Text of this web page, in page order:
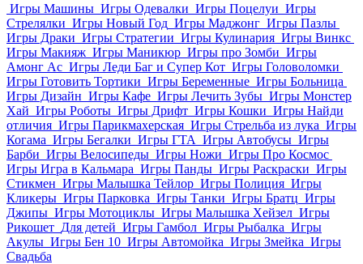
Игры Машины Игры Одевалки Игры Поцелуи Игры
Стрелялки Игры Новый Год Игры Маджонг Игры Пазлы
Игры Драки Игры Стратегии Игры Кулинария Игры Винкс
Игры Макияж Игры Маникюр Игры про Зомби Игры
Амонг Ас Игры Леди Баг и Супер Кот Игры Головоломки
Игры Готовить Тортики Игры Беременные Игры Больница
Игры Дизайн Игры Кафе Игры Лечить Зубы Игры Монстер
Хай Игры Роботы Игры Дрифт Игры Кошки Игры Найди
отличия Игры Парикмахерская Игры Стрельба из лука Игры
Когама Игры Бегалки Игры ГТА Игры Автобусы Игры
Барби Игры Велосипеды Игры Ножи Игры Про Космос
Игры Игра в Кальмара Игры Панды Игры Раскраски Игры
Стикмен Игры Малышка Тейлор Игры Полиция Игры
Кликеры Игры Парковка Игры Танки Игры Братц Игры
Джипы Игры Мотоциклы Игры Малышка Хейзел Игры
Рикошет Для детей Игры Гамбол Игры Рыбалка Игры
Акулы Игры Бен 10 Игры Автомойка Игры Змейка Игры
Свадьба